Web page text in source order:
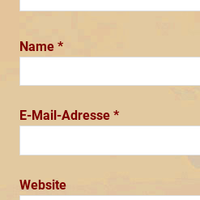
Name *
E-Mail-Adresse *
Website